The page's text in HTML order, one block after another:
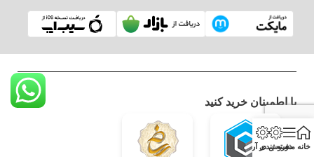
با اطمینان خرید کنید
خانه منو
دسته بندی
فروش در آرکارنو